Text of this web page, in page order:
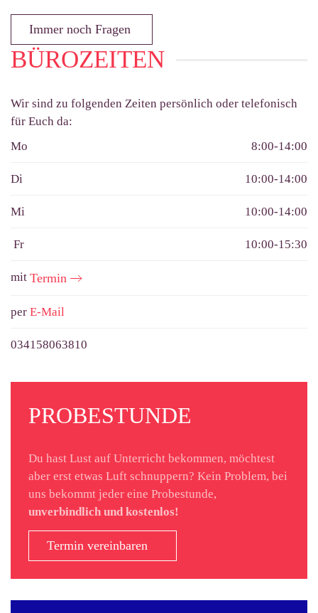
Immer noch Fragen
BÜROZEITEN
Wir sind zu folgenden Zeiten persönlich oder telefonisch
für Euch da:
Mo
8:00-14:00
Di 10:00-14:00
Mi 10:00-14:00
Fr 10:00-15:30
mit Termin
per E-Mail
034158063810
PROBESTUNDE
Du hast Lust auf Unterricht bekommen, möchtest
aber erst etwas Luft schnuppern? Kein Problem, bei
uns bekommt jeder eine Probestunde,
unverbindlich und kostenlos!
Termin vereinbaren